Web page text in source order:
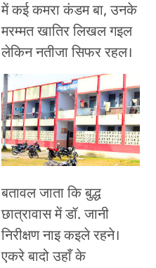
में कई कमरा कंडम बा, उनके
मरम्मत खातिर लिखल गइल
लेकिन नतीजा सिफर रहल।
बतावल जाता कि बुद्ध
छात्रावास में डॉ. जानी
निरीक्षण नाइ कइले रहने।
एकरे बादो उहाँ के